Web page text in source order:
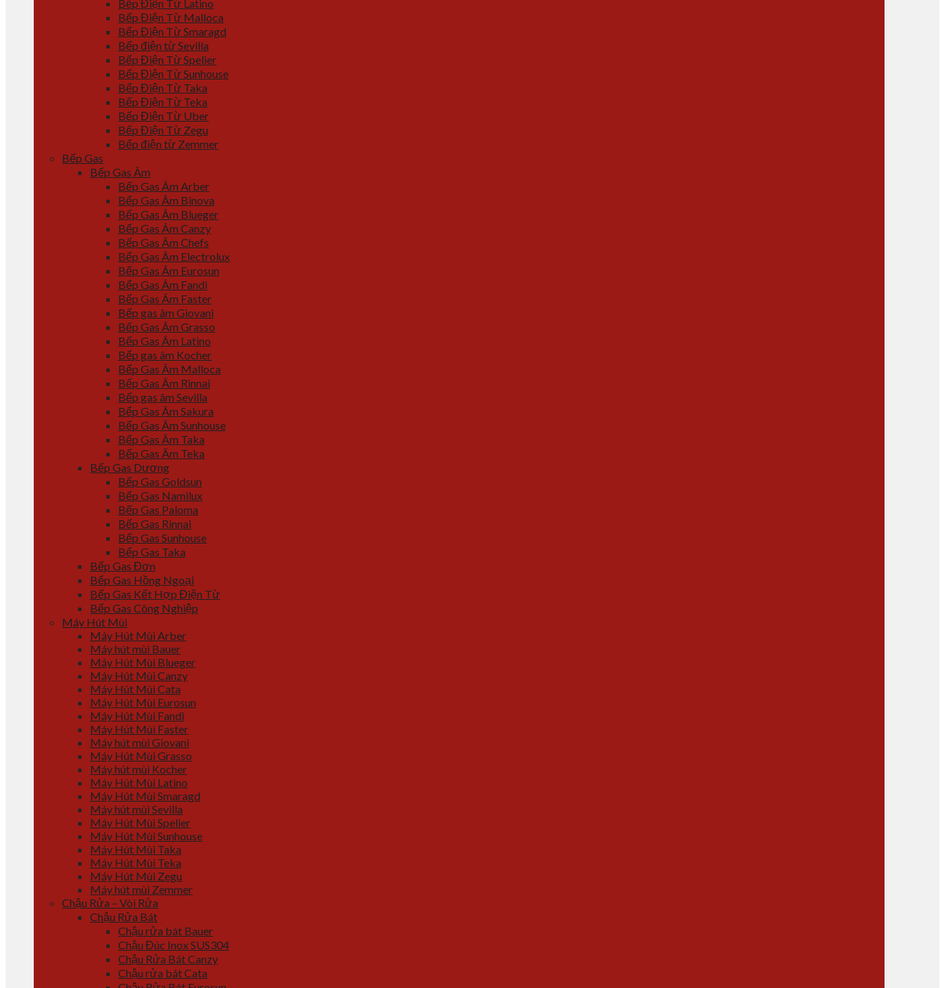
Bếp Điện Từ Latino
Bếp Điện Từ Malloca
Bếp Điện Từ Smaragd
Bếp điện từ Sevilla
Bếp Điện Từ Spelier
Bếp Điện Từ Sunhouse
Bếp Điện Từ Taka
Bếp Điện Từ Teka
Bếp Điện Từ Uber
Bếp Điện Từ Zegu
Bếp điện từ Zemmer
Bếp Gas
Bếp Gas Âm
Bếp Gas Âm Arber
Bếp Gas Âm Binova
Bếp Gas Âm Blueger
Bếp Gas Âm Canzy
Bếp Gas Âm Chefs
Bếp Gas Âm Electrolux
Bếp Gas Âm Eurosun
Bếp Gas Âm Fandi
Bếp Gas Âm Faster
Bếp gas âm Giovani
Bếp Gas Âm Grasso
Bếp Gas Âm Latino
Bếp gas âm Kocher
Bếp Gas Âm Malloca
Bếp Gas Âm Rinnai
Bếp gas âm Sevilla
Bếp Gas Âm Sakura
Bếp Gas Âm Sunhouse
Bếp Gas Âm Taka
Bếp Gas Âm Teka
Bếp Gas Dương
Bếp Gas Goldsun
Bếp Gas Namilux
Bếp Gas Paloma
Bếp Gas Rinnai
Bếp Gas Sunhouse
Bếp Gas Taka
Bếp Gas Đơn
Bếp Gas Hồng Ngoại
Bếp Gas Kết Hợp Điện Từ
Bếp Gas Công Nghiệp
Máy Hút Mùi
Máy Hút Mùi Arber
Máy hút mùi Bauer
Máy Hút Mùi Blueger
Máy Hút Mùi Canzy
Máy Hút Mùi Cata
Máy Hút Mùi Eurosun
Máy Hút Mùi Fandi
Máy Hút Mùi Faster
Máy hút mùi Giovani
Máy Hút Mùi Grasso
Máy hút mùi Kocher
Máy Hút Mùi Latino
Máy Hút Mùi Smaragd
Máy hút mùi Sevilla
Máy Hút Mùi Spelier
Máy Hút Mùi Sunhouse
Máy Hút Mùi Taka
Máy Hút Mùi Teka
Máy Hút Mùi Zegu
Máy hút mùi Zemmer
Chậu Rửa – Vòi Rửa
Chậu Rửa Bát
Chậu rửa bát Bauer
Chậu Đúc Inox SUS304
Chậu Rửa Bát Canzy
Chậu rửa bát Cata